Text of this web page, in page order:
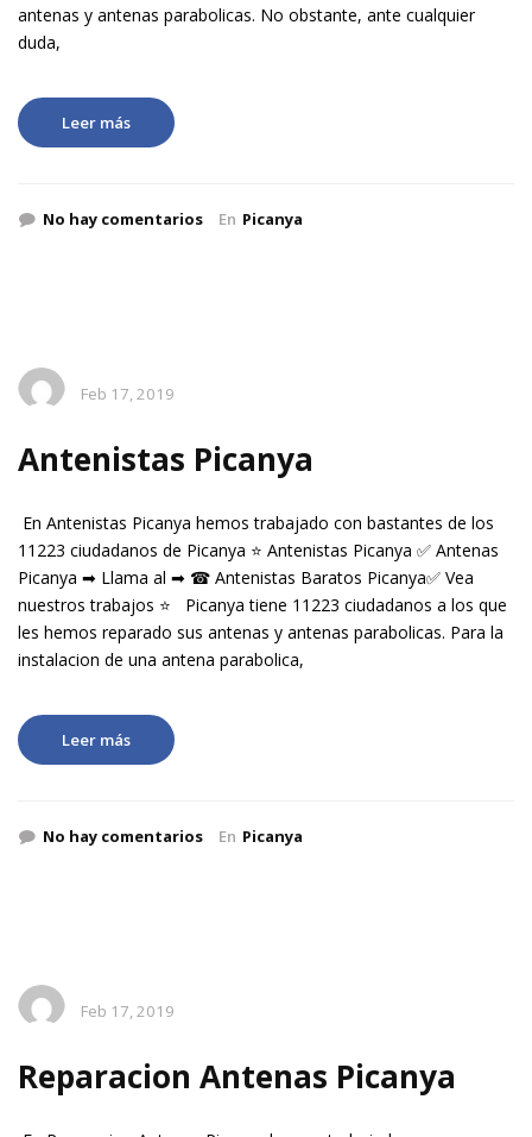
antenas y antenas parabolicas. No obstante, ante cualquier
duda,
Leer más
No hay comentarios En Picanya
Feb 17, 2019
Antenistas Picanya
En Antenistas Picanya hemos trabajado con bastantes de los
11223 ciudadanos de Picanya ⭐ Antenistas Picanya ✅ Antenas
Picanya ➡ Llama al ➡ ☎ Antenistas Baratos Picanya✅ Vea
nuestros trabajos ⭐ Picanya tiene 11223 ciudadanos a los que
les hemos reparado sus antenas y antenas parabolicas. Para la
instalacion de una antena parabolica,
Leer más
No hay comentarios En Picanya
Feb 17, 2019
Reparacion Antenas Picanya